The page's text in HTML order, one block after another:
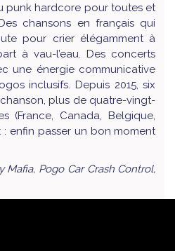
punk hardcore pour toutes et
chansons en français qui
pour crier élégamment à
à vau-l’eau. Des concerts
une énergie communicative
inclusifs. Depuis 2015, six
plus de quatre-vingt-
(France, Canada, Belgique,
enfin passer un bon moment
Mafia, Pogo Car Crash Control,